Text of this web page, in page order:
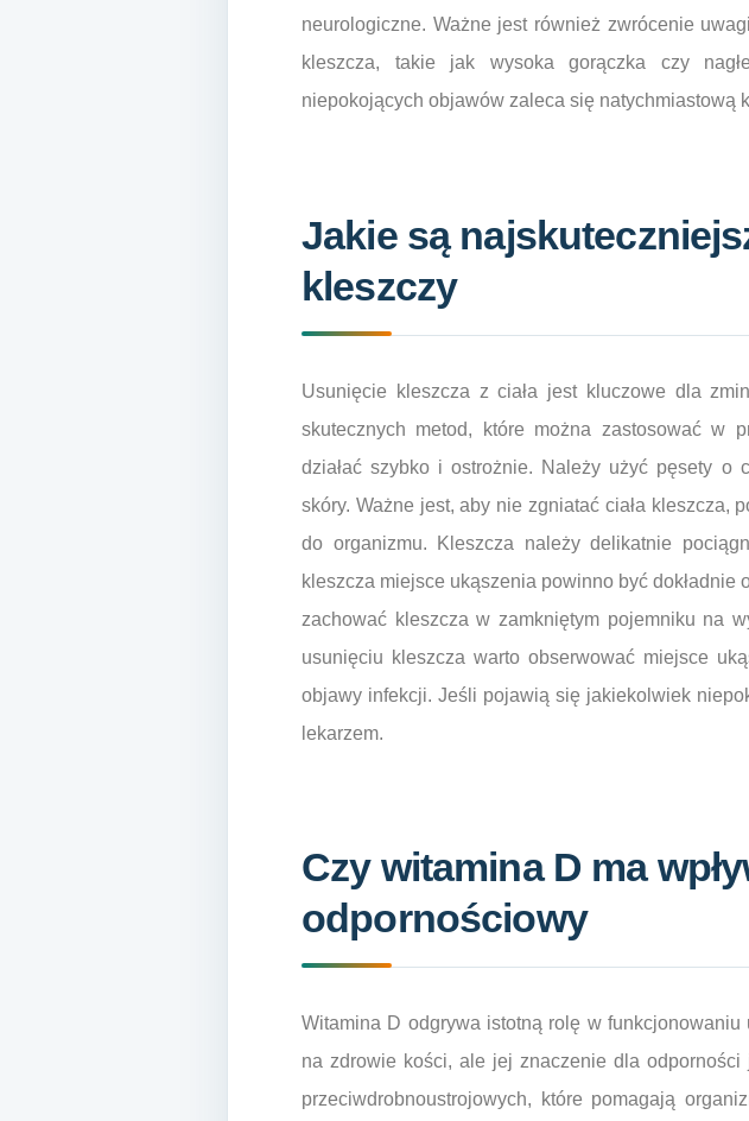
neurologiczne. Ważne jest również zwrócenie
kleszcza, takie jak wysoka gorączka czy
niepokojących objawów zaleca się natychmiastową
Jakie są
kleszczy
Usunięcie kleszcza z ciała jest kluczowe dla
skutecznych metod, które można zastosować w
działać szybko i ostrożnie. Należy użyć pęsety o
skóry. Ważne jest, aby nie zgniatać ciała
do organizmu. Kleszcza należy delikatnie
kleszcza miejsce ukąszenia powinno być dokładnie
zachować kleszcza w zamkniętym pojemniku na
usunięciu kleszcza warto obserwować miejsce
objawy infekcji. Jeśli pojawią się jakiekolwiek
lekarzem.
Czy witamina D ma
odpornościowy
Witamina D odgrywa istotną rolę w funkcjonowaniu
na zdrowie kości, ale jej znaczenie dla
przeciwdrobnoustrojowych, które pomagają